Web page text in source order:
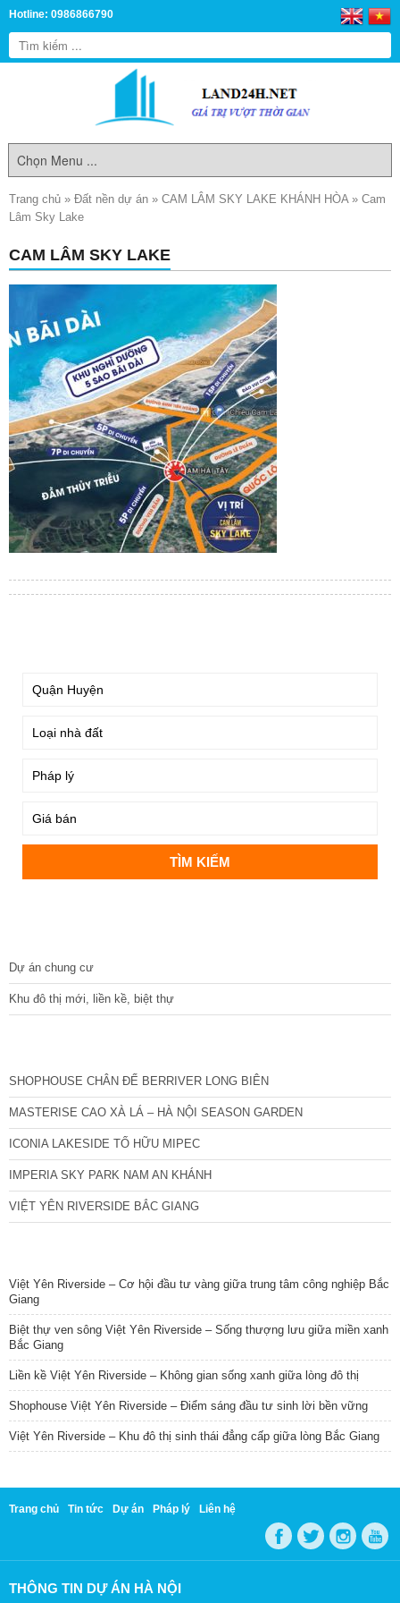
Hotline: 0986866790
Trang chủ » Đất nền dự án » CAM LÂM SKY LAKE KHÁNH HÒA» Cam
Lâm Sky Lake
CAM LÂM SKY LAKE
Dự án chung cư
Khu đô thị mới, liền kề, biệt thự
SHOPHOUSE CHÂN ĐẾ BERRIVER LONG BIÊN
MASTERISE CAO XÀ LÁ – HÀ NỘI SEASON GARDEN
ICONIA LAKESIDE TỐ HỮU MIPEC
IMPERIA SKY PARK NAM AN KHÁNH
VIỆT YÊN RIVERSIDE BẮC GIANG
Việt Yên Riverside – Cơ hội đầu tư vàng giữa trung tâm công nghiệp Bắc
Giang
Biệt thự ven sông Việt Yên Riverside – Sống thượng lưu giữa miền xanh
Bắc Giang
Liền kề Việt Yên Riverside – Không gian sống xanh giữa lòng đô thị
Shophouse Việt Yên Riverside – Điểm sáng đầu tư sinh lời bền vững
Việt Yên Riverside – Khu đô thị sinh thái đẳng cấp giữa lòng Bắc Giang
Trang chủ Tin tức Dự án Pháp lý Liên hệ
THÔNG TIN DỰ ÁN HÀ NỘI